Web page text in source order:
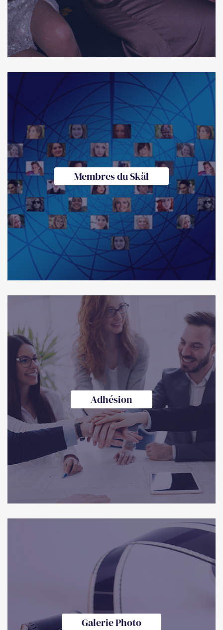
Membres du Skål
Adhésion
Galerie Photo